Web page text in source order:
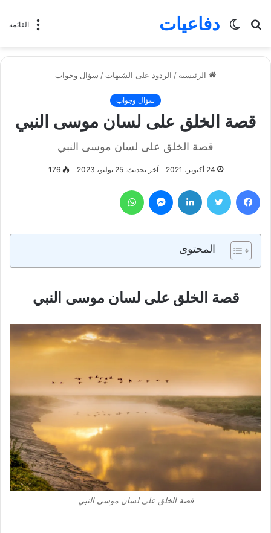
القائمة دفاعيات
بحث
الوضع
الرئيسية / الردود على الشبهات / سؤال وجواب
سؤال وجواب
قصة الخلق على لسان موسى النبي
قصة الخلق على لسان موسى النبي
24 أكتوبر، 2021 آخر تحديث: 25 يوليو، 2023 176
فيسبوك تويتر لينكدإن ماسنجر
المحتوى
قصة الخلق على لسان موسى النبي
قصة الخلق على لسان موسى النبي